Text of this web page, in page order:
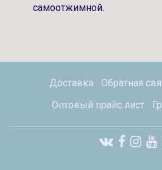
самоотжимной.
Доставка Обратная
Оптовый прайс лист